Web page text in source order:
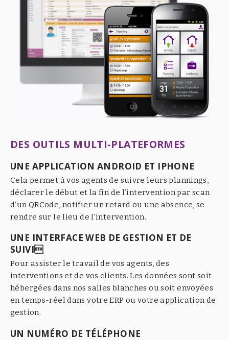
DES OUTILS MULTI-PLATEFORMES
UNE APPLICATION ANDROID ET IPHONE
Cela permet à vos agents de suivre leurs plannings,
déclarer le début et la fin de l’intervention par scan
d’un QRCode, notifier un retard ou une absence, se
rendre sur le lieu de l’intervention.
UNE INTERFACE WEB DE GESTION ET DE
SUIVI
Pour assister le travail de vos agents, des
interventions et de vos clients. Les données sont soit
hébergées dans nos salles blanches ou soit envoyées
en temps-réel dans votre ERP ou votre application de
gestion.
UN NUMÉRO DE TÉLÉPHONE